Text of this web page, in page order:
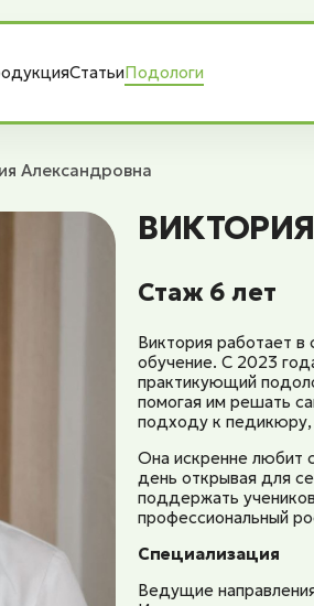
СтатьиПодологи
Александровна
Стаж 6 лет
Виктория работает
обучение. С 2023
практикующий
помогая им решать
подходу к педикюру,
Она искренне любит
день открывая для
поддержать
профессиональный
Специализация
Ведущие